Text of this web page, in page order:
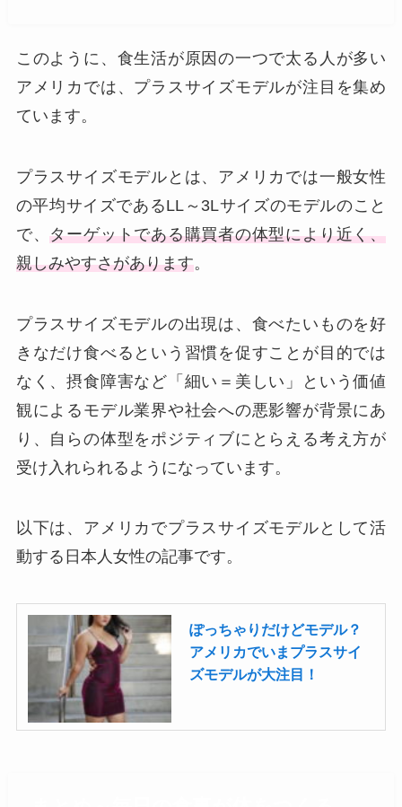
このように、食生活が原因の一つで太る人が多い
アメリカでは、プラスサイズモデルが注目を集め
ています。
プラスサイズモデルとは、アメリカでは一般女性
の平均サイズであるLL～3Lサイズのモデルのこと
で、ターゲットである購買者の体型により近く、
親しみやすさがあります。
プラスサイズモデルの出現は、食べたいものを好
きなだけ食べるという習慣を促すことが目的では
なく、摂食障害など「細い＝美しい」という価値
観によるモデル業界や社会への悪影響が背景にあ
り、自らの体型をポジティブにとらえる考え方が
受け入れられるようになっています。
以下は、アメリカでプラスサイズモデルとして活
動する日本人女性の記事です。
ぽっちゃりだけどモデル？
アメリカでいまプラスサイ
ズモデルが大注目！